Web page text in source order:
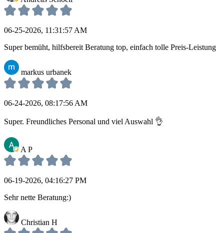
06-25-2026, 11:31:57 AM
Super bemüht, hilfsbereit Beratung top, einfach tolle Preis-Leistung
markus urbanek
06-24-2026, 08:17:56 AM
Super. Freundliches Personal und viel Auswahl 👌
A P
06-19-2026, 04:16:27 PM
Sehr nette Beratung:)
Christian H